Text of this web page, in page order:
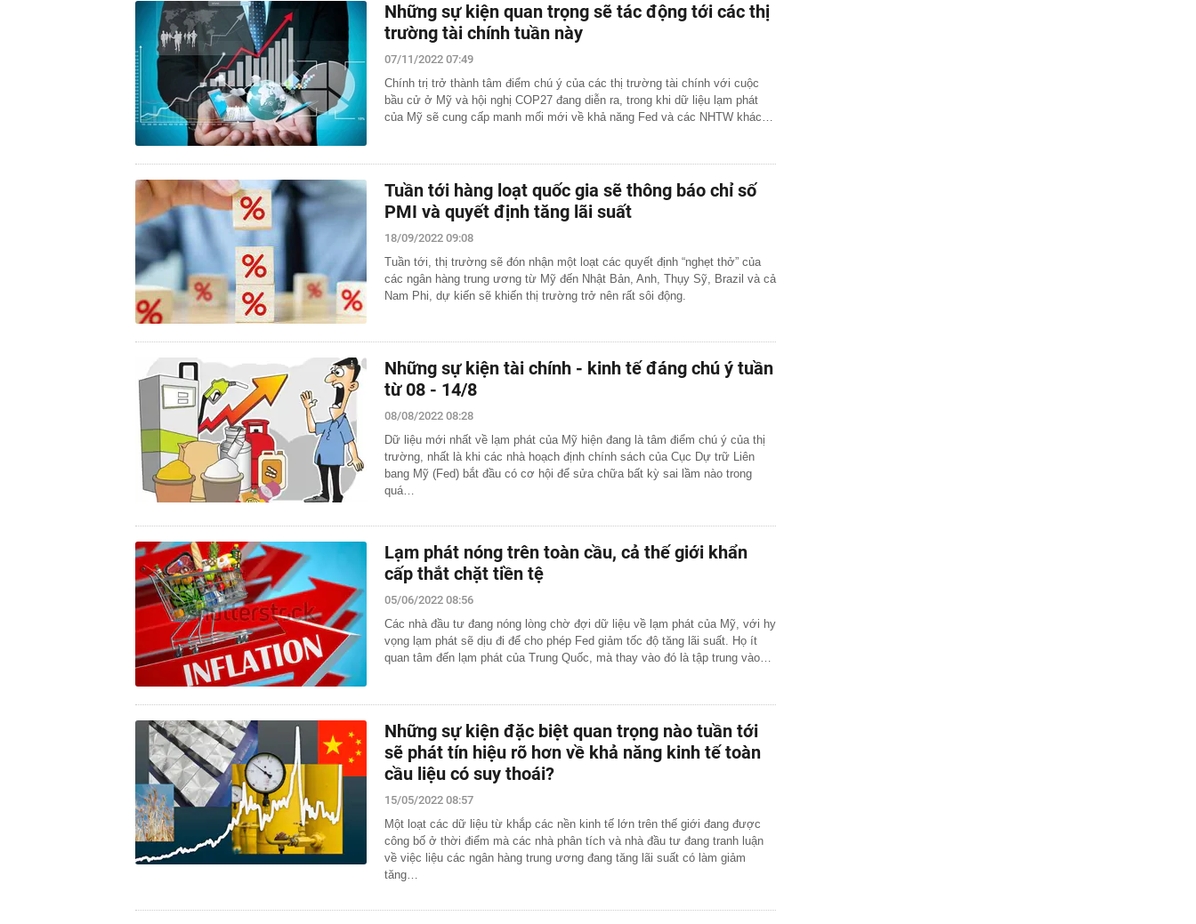
Những sự kiện quan trọng sẽ tác động tới các thị
trường tài chính tuần này
07/11/2022 07:49
Chính trị trở thành tâm điểm chú ý của các thị trường tài chính với cuộc
bầu cử ở Mỹ và hội nghị COP27 đang diễn ra, trong khi dữ liệu lạm phát
của Mỹ sẽ cung cấp manh mối mới về khả năng Fed và các NHTW khác…
Tuần tới hàng loạt quốc gia sẽ thông báo chỉ số
PMI và quyết định tăng lãi suất
18/09/2022 09:08
Tuần tới, thị trường sẽ đón nhận một loạt các quyết định “nghẹt thở” của
các ngân hàng trung ương từ Mỹ đến Nhật Bản, Anh, Thụy Sỹ, Brazil và cả
Nam Phi, dự kiến sẽ khiến thị trường trở nên rất sôi động.
Những sự kiện tài chính - kinh tế đáng chú ý tuần
từ 08 - 14/8
08/08/2022 08:28
Dữ liệu mới nhất về lạm phát của Mỹ hiện đang là tâm điểm chú ý của thị
trường, nhất là khi các nhà hoạch định chính sách của Cục Dự trữ Liên
bang Mỹ (Fed) bắt đầu có cơ hội để sửa chữa bất kỳ sai lầm nào trong
quá…
Lạm phát nóng trên toàn cầu, cả thế giới khẩn
cấp thắt chặt tiền tệ
05/06/2022 08:56
Các nhà đầu tư đang nóng lòng chờ đợi dữ liệu về lạm phát của Mỹ, với hy
vọng lạm phát sẽ dịu đi để cho phép Fed giảm tốc độ tăng lãi suất. Họ ít
quan tâm đến lạm phát của Trung Quốc, mà thay vào đó là tập trung vào…
Những sự kiện đặc biệt quan trọng nào tuần tới
sẽ phát tín hiệu rõ hơn về khả năng kinh tế toàn
cầu liệu có suy thoái?
15/05/2022 08:57
Một loạt các dữ liệu từ khắp các nền kinh tế lớn trên thế giới đang được
công bố ở thời điểm mà các nhà phân tích và nhà đầu tư đang tranh luận
về việc liệu các ngân hàng trung ương đang tăng lãi suất có làm giảm
tăng…